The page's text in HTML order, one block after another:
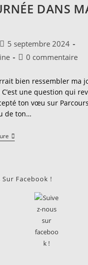
DANS
Publication
publiée :
5 septembre 2024
Commentaires
la
publication :
0 commentaire
bien ressembler ma
C’est une question qui
ton vœu sur
de ton…
Une
Journée
De
L1 Facebook !